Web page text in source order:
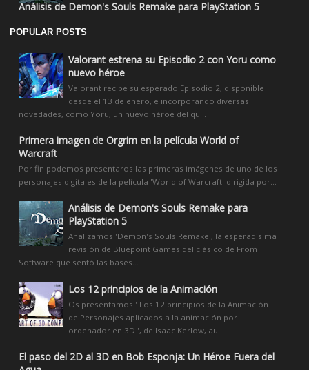
Análisis de Demon's Souls Remake para PlayStation 5
POPULAR POSTS
Valorant estrena su Episodio 2 con Yoru como
nuevo héroe
Valorant recibe su esperado Episodio 2, disponible
desde el 13 de enero, e incorporando diversas
novedades, como Yoru, un nuevo héroe del qu...
Primera imagen de Orgrim en la película World of
Warcraft
Por fin podemos presentaros las primeras imágenes de uno de los
personajes digitales de la película 'World of Warcraft' dirigida por...
Análisis de Demon's Souls Remake para
PlayStation 5
Analizamos 'Demon's Souls Remake', la esperadísima
revisión de Bluepoint Games del clásico de From
Software que sentó las bases...
Los 12 principios de la Animación
Os presentamos ' Los 12 principios de la Animación
de Personajes aplicados a la animación por
ordenador en 3D ', de Isaac Kerlow, au...
El paso del 2D al 3D en Bob Esponja: Un Héroe Fuera del